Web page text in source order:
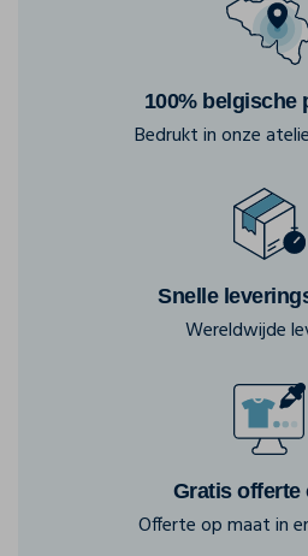
100% belgische
Bedrukt in onze
Snelle
Wereldwijde
Gratis offerte
Offerte op maat in